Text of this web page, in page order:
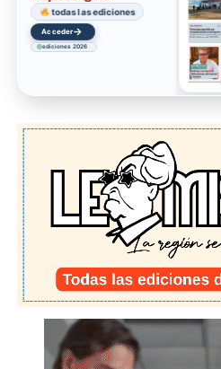
todas las ediciones
Acceder→
ediciones 2026